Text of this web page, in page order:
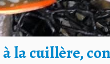
à la cuillère,